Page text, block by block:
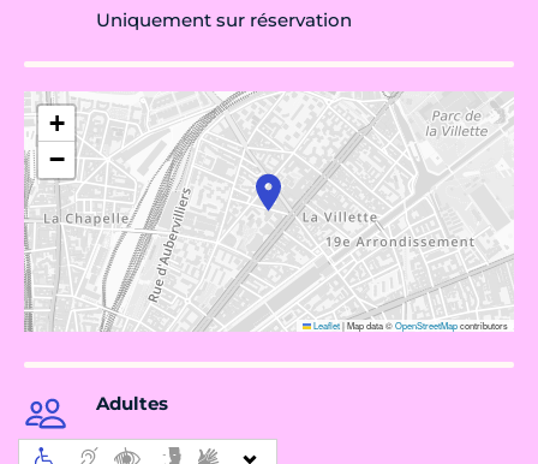
Uniquement sur réservation
+
−
Leaflet|Map data ©OpenStreetMapcontributors
Adultes